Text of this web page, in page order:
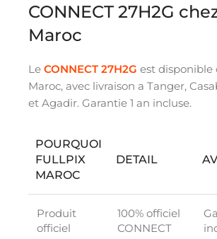
CONNECT 27H2G
Maroc
Le CONNECT 27H2G est disponible
Maroc, avec livraison a Tanger,
et Agadir. Garantie 1 an incluse.
POURQUOI
FULLPIX
MAROC
DETAIL
Produit
officiel
100% officiel
CONNECT